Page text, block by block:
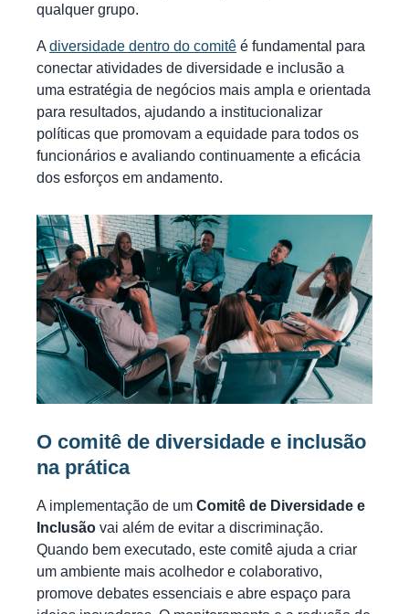
qualquer grupo.
A diversidade dentro do comitê é fundamental para
conectar atividades de diversidade e inclusão a
uma estratégia de negócios mais ampla e orientada
para resultados, ajudando a institucionalizar
políticas que promovam a equidade para todos os
funcionários e avaliando continuamente a eficácia
dos esforços em andamento.
O comitê de diversidade e inclusão
na prática
A implementação de um Comitê de Diversidade e
Inclusão vai além de evitar a discriminação.
Quando bem executado, este comitê ajuda a criar
um ambiente mais acolhedor e colaborativo,
promove debates essenciais e abre espaço para